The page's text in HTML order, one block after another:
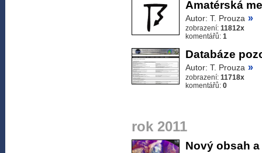
Amatérská
Autor: T. Prouza »
zobrazení: 11812x
komentářů: 1
Databáze
Autor: T. Prouza »
zobrazení: 11718x
komentářů: 0
rok 2011
Nový obsah